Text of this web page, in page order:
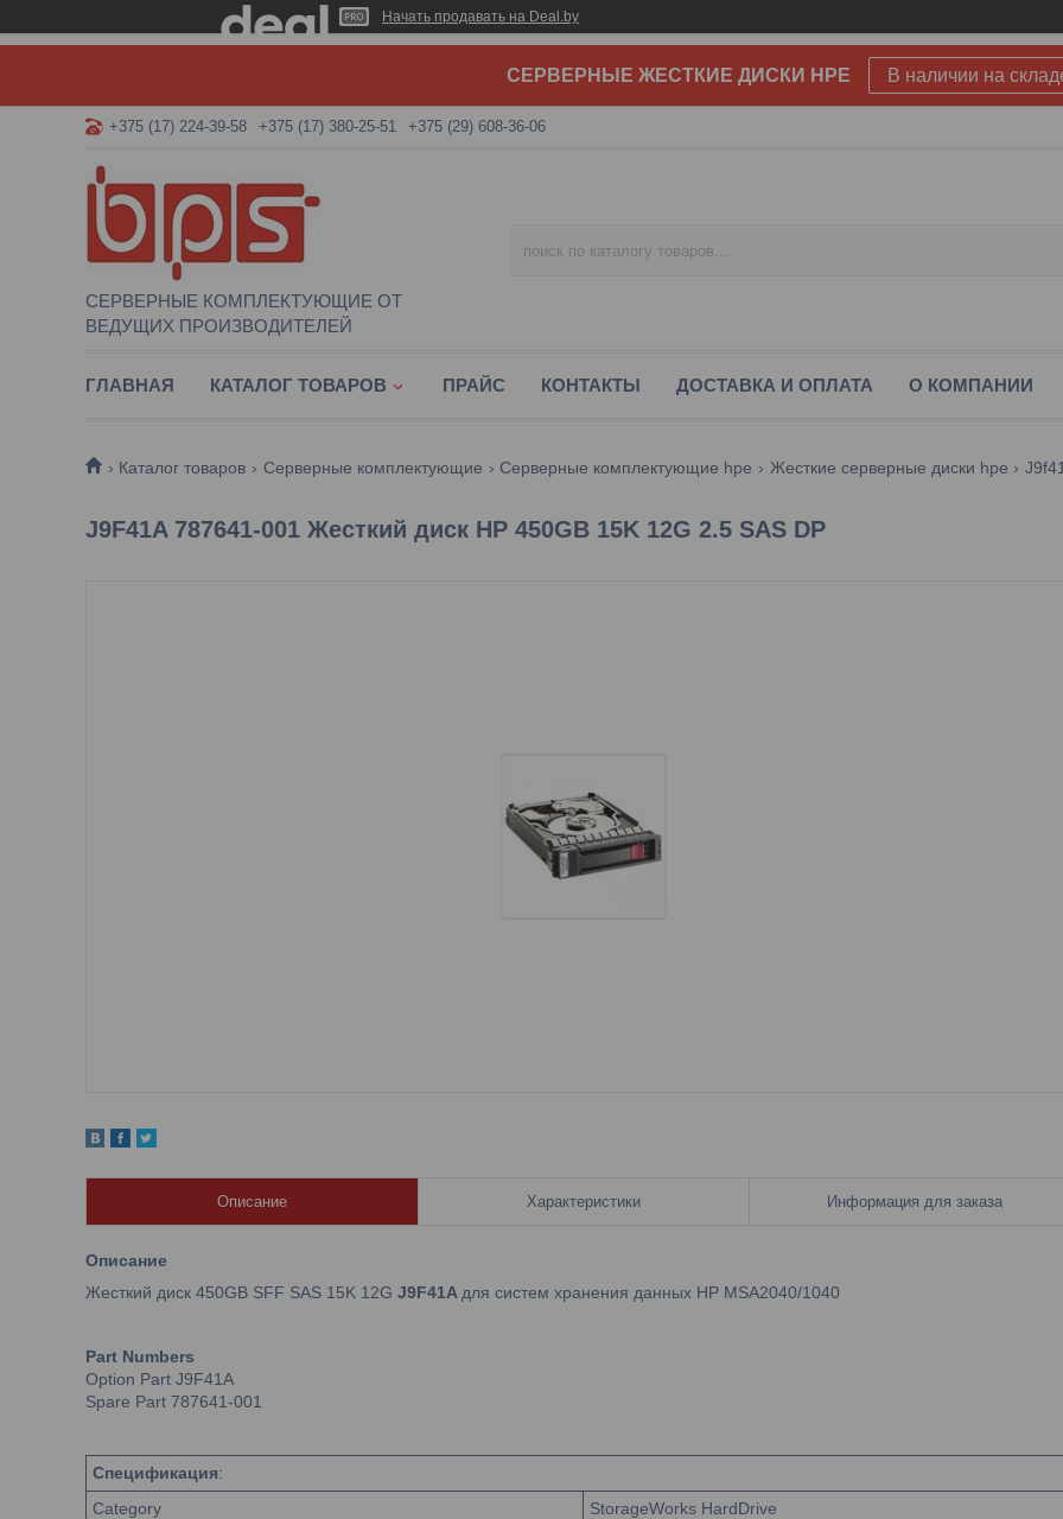
Начать продавать на Deal.by
СЕРВЕРНЫЕ ЖЕСТКИЕ ДИСКИ HPE В наличии на
+375 (17) 224-39-58 +375 (17) 380-25-51 +375 (29) 608-36-06
СЕРВЕРНЫЕ КОМПЛЕКТУЮЩИЕ ОТ
ВЕДУЩИХ ПРОИЗВОДИТЕЛЕЙ
ГЛАВНАЯ КАТАЛОГ ТОВАРОВ ПРАЙС КОНТАКТЫ ДОСТАВКА И ОПЛАТА О КОМПАНИИ
Каталог товаров Серверные комплектующие Серверные комплектующие hpe Жесткие серверные диски hpe
J9F41A 787641-001 Жесткий диск HP 450GB 15K 12G 2.5 SAS DP
Описание Характеристики Информация для заказа
Описание
Жесткий диск 450GB SFF SAS 15K 12G J9F41A для систем хранения данных HP MSA2040/1040
Part Numbers
Option Part J9F41A
Spare Part 787641-001
Спецификация:
Category
StorageWorks HardDrive